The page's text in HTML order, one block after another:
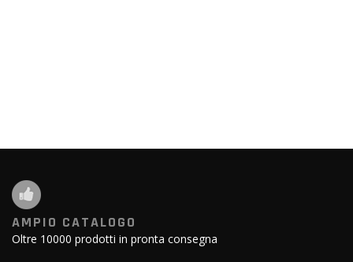
AMPIO CATALOGO
Oltre 10000 prodotti in pronta consegna